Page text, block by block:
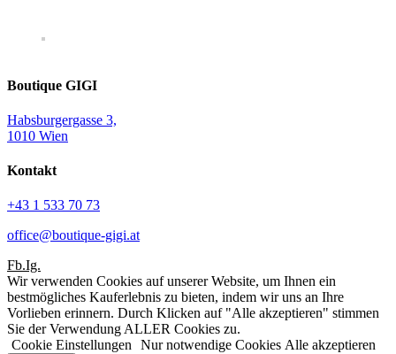
Boutique GIGI
Habsburgergasse 3,
1010 Wien
Kontakt
+43 1 533 70 73
office@boutique-gigi.at
Fb.Ig.
Wir verwenden Cookies auf unserer Website, um Ihnen ein
bestmögliches Kauferlebnis zu bieten, indem wir uns an Ihre
Vorlieben erinnern. Durch Klicken auf "Alle akzeptieren" stimmen
Sie der Verwendung ALLER Cookies zu.
Cookie Einstellungen
Nur notwendige Cookies Alle akzeptieren